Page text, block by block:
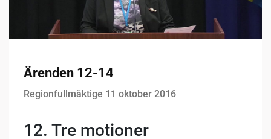
Ärenden 12-14
Regionfullmäktige 11 oktober 2016
12. Tre motioner